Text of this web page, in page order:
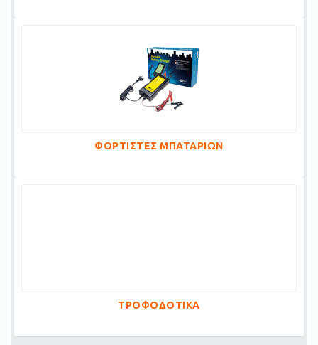
ΦΟΡΤΙΣΤΕΣ ΜΠΑΤΑΡΙΩΝ
ΤΡΟΦΟΔΟΤΙΚΑ